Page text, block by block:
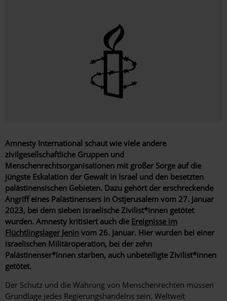
Amnesty International schaut wie viele andere
zivilgesellschaftliche Gruppen und
Menschenrechtsorganisationen mit großer Sorge auf die
jüngste Eskalation der Gewalt in Israel und den besetzten
palästinensischen Gebieten. Dazu gehört der erschreckende
Angriff eines Palästinensers in Ostjerusalem vom 27. Januar
2023, bei dem sieben israelische Zivilist*innen getötet
wurden. Amnesty kritisiert auch die Ereignisse im
Flüchtlingslager Jenin vom 26. Januar. Hier wurden bei einer
israelischen Militäroperation, bei der zehn
Palästinenser*innen starben, auch unbeteiligte Zivilist*innen
getötet.
Der Schutz und die Wahrung von Menschenrechten müssen
Grundlage jedes Regierungshandelns sein. Weltweit